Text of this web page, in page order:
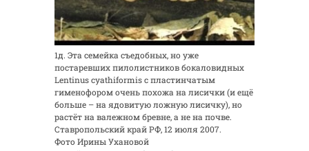
1д. Эта семейка съедобных, но уже
постаревших пилолистников бокаловидных
Lentinus cyathiformis с пластинчатым
гименофором очень похожа на лисички (и ещё
больше – на ядовитую ложную лисичку), но
растёт на валежном бревне, а не на почве.
Ставропольский край РФ, 12 июля 2007.
Фото Ирины Ухановой